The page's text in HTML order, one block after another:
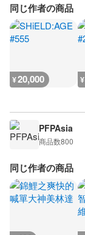
同じ作者の商品
¥20,000 ¥
PFPAsia
商品数800
同じ作者の商品